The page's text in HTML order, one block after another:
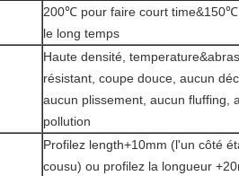
200℃ pour faire court
le long temps
Haute densité,
résistant, coupe douce, aucun
aucun plissement, aucun fluffing,
pollution
Profilez length+10mm (l'un côté
cousu) ou profilez la longueur